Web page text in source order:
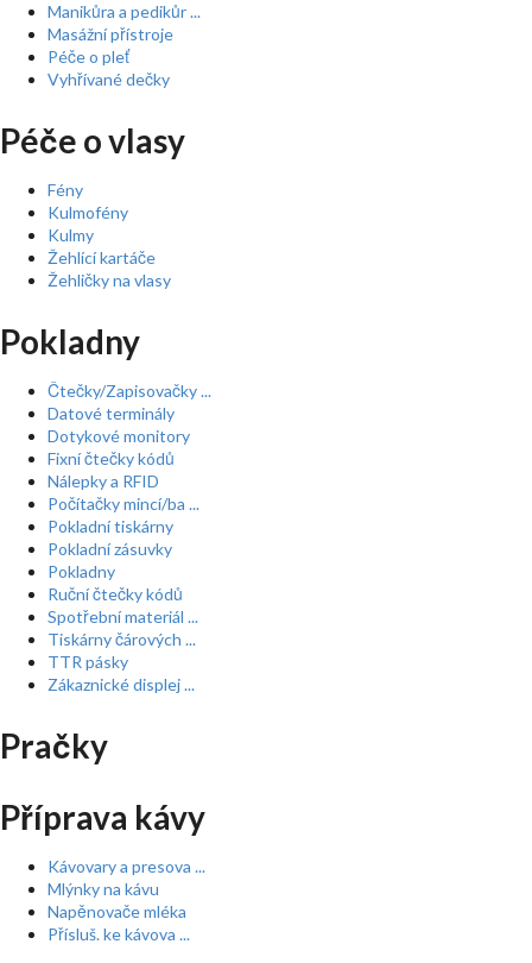
Manikůra a pedikůr ...
Masážní přístroje
Péče o pleť
Vyhřívané dečky
Péče o vlasy
Fény
Kulmofény
Kulmy
Žehlící kartáče
Žehličky na vlasy
Pokladny
Čtečky/Zapisovačky ...
Datové terminály
Dotykové monitory
Fixní čtečky kódů
Nálepky a RFID
Počítačky mincí/ba ...
Pokladní tiskárny
Pokladní zásuvky
Pokladny
Ruční čtečky kódů
Spotřební materiál ...
Tiskárny čárových ...
TTR pásky
Zákaznické displej ...
Pračky
Příprava kávy
Kávovary a presova ...
Mlýnky na kávu
Napěnovače mléka
Přísluš. ke kávova ...